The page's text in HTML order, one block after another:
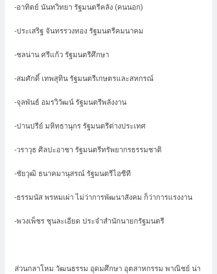
-อาทิตย์ นันทวิทยา รัฐมนตรีคลัง (คนนอก)
-ประเสริฐ จันทรรวงทอง รัฐมนตรีคมนาคม
-ชลน่าน ศรีแก้ว รัฐมนตรีศึกษา
-สมศักดิ์ เทพสุทิน รัฐมนตรีเกษตรและสหกรณ์
-จุลพันธ์ อมรวิวัฒน์ รัฐมนตรีพลังงาน
-ปานปรีย์ มหิทธานุกร รัฐมนตรีต่างประเทศ
-วราวุธ ศิลปะอาชา รัฐมนตรีทรัพยากรธรรมชาติ
-ชัยวุฒิ ธนาคมานุสรณ์ รัฐมนตรีไอซีที
-ธรรมนัส พรหมเผ่า ไม่ว่าการพัฒนาสังคม ก็ว่าการแรงงาน
-พวงเพ็ชร ชุนละเอียด ประจำสำนักนายกรัฐมนตรี
ส่วนกลาโหม วัฒนธรรม อุดมศึกษา อุตสาหกรรม พาณิชย์ น่า